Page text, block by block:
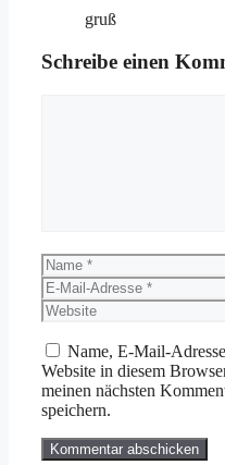
gruß
Schreibe einen
Name
E-
Mail-
Adresse
Website
Name, E-Mail-
Website in diesem
meinen nächsten
speichern.